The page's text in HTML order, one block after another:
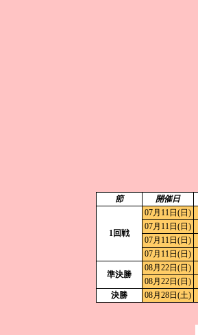
節 開催日
1回戦
07月11日(日)
07月11日(日)
07月11日(日)
07月11日(日)
準決勝
08月22日(日)
08月22日(日)
決勝
08月28日(土)